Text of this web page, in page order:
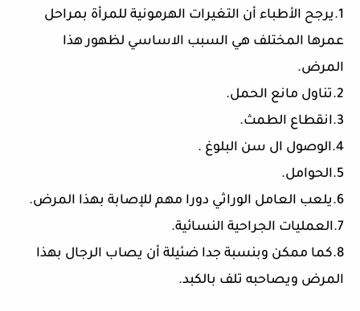
1.يرجح الأطباء أن التغيرات الهرمونية للمرأة بمراحل
عمرها المختلف هي السبب الاساسي لظهور هذا
المرض.
2.تناول مانع الحمل.
3.انقطاع الطمث.
4.الوصول ال سن البلوغ .
5.الحوامل.
6.يلعب العامل الوراثي دورا مهم للإصابة بهذا المرض.
7.العمليات الجراحية النسائية.
8.كما ممكن وبنسبة جدا ضئيلة أن يصاب الرجال بهذا
المرض ويصاحبه تلف بالكبد.